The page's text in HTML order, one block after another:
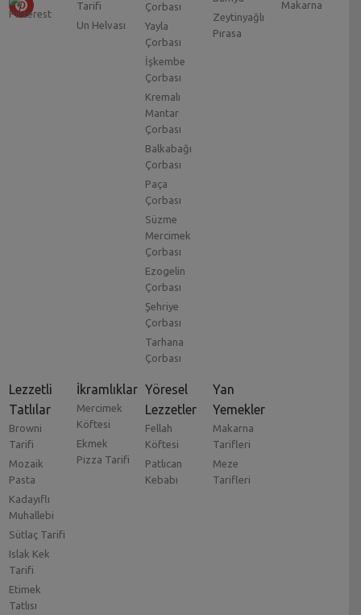
Tarifi
Un Helvası
Çorbası
Yayla
Çorbası
İşkembe
Çorbası
Kremalı
Mantar
Çorbası
Balkabağı
Çorbası
Paça
Çorbası
Süzme
Mercimek
Çorbası
Ezogelin
Çorbası
Şehriye
Çorbası
Tarhana
Çorbası
Zeytinyağlı
Pırasa
Makarna
Lezzetli
Tatlılar
Browni
Tarifi
Mozaik
Pasta
Kadayıflı
Muhallebi
Sütlaç Tarifi
Islak Kek
Tarifi
Etimek
Tatlısı
İkramlıklar
Mercimek
Köftesi
Ekmek
Pizza Tarifi
Yöresel
Lezzetler
Fellah
Köftesi
Patlıcan
Kebabı
Yan
Yemekler
Makarna
Tarifleri
Meze
Tarifleri